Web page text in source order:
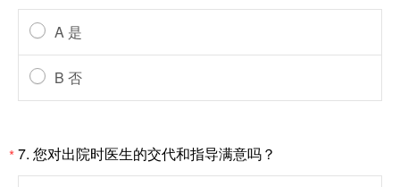
A 是
B 否
*7. 您对出院时医生的交代和指导满意吗？